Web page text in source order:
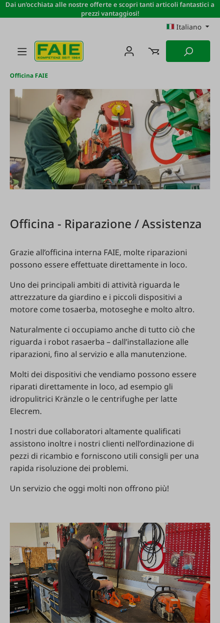
Passa al contenuto principale
Dai un'occhiata alle nostre offerte e scopri tanti articoli fantastici a
prezzi vantaggiosi!
Italiano
Officina FAIE
Officina - Riparazione / Assistenza
Grazie all’officina interna FAIE, molte riparazioni
possono essere effettuate direttamente in loco.
Uno dei principali ambiti di attività riguarda le
attrezzature da giardino e i piccoli dispositivi a
motore come tosaerba, motoseghe e molto altro.
Naturalmente ci occupiamo anche di tutto ciò che
riguarda i robot rasaerba – dall’installazione alle
riparazioni, fino al servizio e alla manutenzione.
Molti dei dispositivi che vendiamo possono essere
riparati direttamente in loco, ad esempio gli
idropulitrici Kränzle o le centrifughe per latte
Elecrem.
I nostri due collaboratori altamente qualificati
assistono inoltre i nostri clienti nell’ordinazione di
pezzi di ricambio e forniscono utili consigli per una
rapida risoluzione dei problemi.
Un servizio che oggi molti non offrono più!